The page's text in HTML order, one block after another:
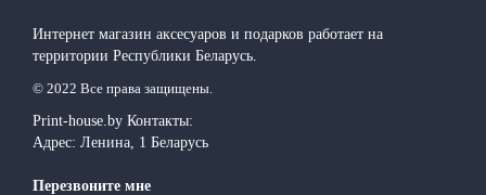
Интернет магазин аксесуаров и подарков работает на
территории Реcпублики Беларусь.
© 2022 Все права защищены.
Print-house.by Контакты:
Адрес: Ленина, 1 Беларусь
Перезвоните мне